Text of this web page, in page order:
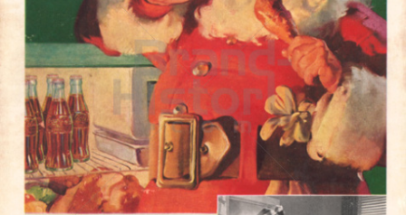
Coca-Cola Coca-Cola GmbH 1937